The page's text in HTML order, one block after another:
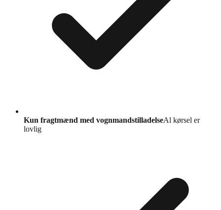
Kun fragtmænd med vognmandstilladelseAl kørsel er
lovlig